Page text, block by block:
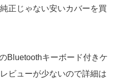
正じゃない安いカバーを買
Bluetoothキーボード付きケ
ビューが少ないので詳細は